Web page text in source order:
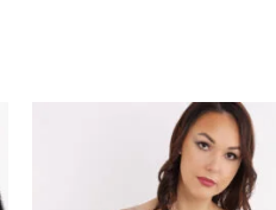
Original
price
was:
16
.990 Ft.